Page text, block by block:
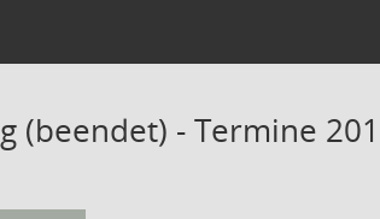
(beendet) - Termine